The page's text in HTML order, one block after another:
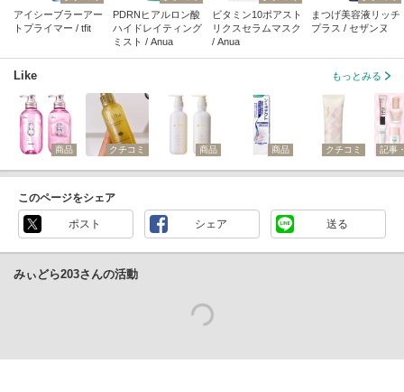
アイシーブラーアー
トプライマー / tfit
PDRNヒアルロン酸
ハイドレイティング
ミスト / Anua
ビタミン10ポアスト
リクスセラムマスク
/ Anua
まつげ美容液リッチ
プラス / セザンヌ
Like もっとみる
商品 クチコミ 商品 商品 クチコミ 記事
このページをシェア
ポスト シェア 送る
みぃどら203さんの活動